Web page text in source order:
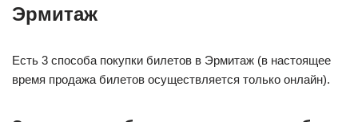
Эрмитаж
Есть 3 способа покупки билетов в Эрмитаж (в настоящее
время продажа билетов осуществляется только онлайн).